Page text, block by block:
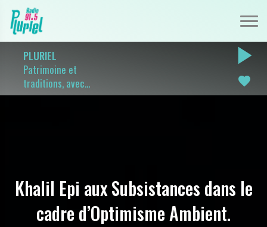
PLURIEL
Patrimoine et
traditions, avec...
play_arrow
favorite
Khalil Epi aux Subsistances dans le
cadre d’Optimisme Ambient.